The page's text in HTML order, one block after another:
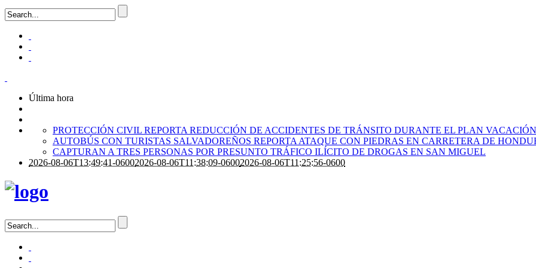
Última hora
PROTECCIÓN CIVIL REPORTA REDUCCIÓN DE ACCIDENTES DE TRÁNSITO DURANTE EL PLAN
AUTOBÚS CON TURISTAS SALVADOREÑOS REPORTA ATAQUE CON PIEDRAS EN CARRETERA DE
CAPTURAN A TRES PERSONAS POR PRESUNTO TRÁFICO ILÍCITO DE DROGAS EN SAN MIGUEL
2026-08-06T13:49:41-06002026-08-06T11:38:09-06002026-08-06T11:25:56-0600